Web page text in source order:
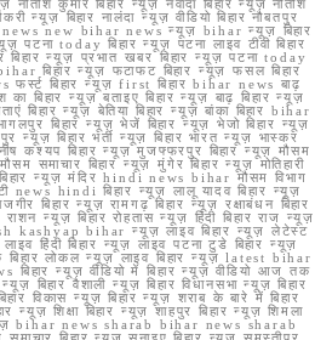
नीतीश कुमार बिहार न्यूज़ नवादा बिहार न्यूज़ नीतीश
न्यूज़ बिहार नालंदा न्यूज़ वीडियो बिहार नौबतपुर
new bihar news न्यूज़ bihar न्यूज़ बिहार
पटना today बिहार न्यूज़ पटना लाइव टीवी बिहार
बिहार न्यूज़ प्रभात खबर बिहार न्यूज़ पटना today
बिहार न्यूज़ फटाफट बिहार न्यूज़ फसल बिहार
बिहार न्यूज़ first बिहार bihar news बाढ़
का बिहार न्यूज़ बताइए बिहार न्यूज़ बाढ़ बिहार न्यूज़
बिहार न्यूज़ बेतिया बिहार न्यूज़ बांका बिहार bihar
बिहार न्यूज़ भेजें बिहार न्यूज़ भेजो बिहार न्यूज़
न्यूज़ बिहार भर्ती न्यूज़ बिहार भारत न्यूज़ भास्कर
कश्यप बिहार न्यूज़ मुजफ्फरपुर बिहार न्यूज़ मौसम
समाचार बिहार न्यूज़ मुंगेर बिहार न्यूज़ मोतिहारी
बिहार न्यूज़ मंदिर hindi news bihar मौसम विभाग
news hindi बिहार न्यूज़ लालू यादव बिहार न्यूज़
बिहार न्यूज़ रामगढ़ बिहार न्यूज़ रक्षाबंधन बिहार
राशन न्यूज़ बिहार रोहतास न्यूज़ हिंदी बिहार राज न्यूज़
kashyap bihar न्यूज़ लाइव बिहार न्यूज़ लेटेस्ट
लाइव हिंदी बिहार न्यूज़ लाइव पटना टुडे बिहार न्यूज़
लोकल न्यूज़ लाइव बिहार न्यूज़ latest bihar
न्यूज़ वीडियो में बिहार न्यूज़ वीडियो आज तक
बिहार वैशाली न्यूज़ बिहार विधानसभा न्यूज़ बिहार
विकास न्यूज़ बिहार न्यूज़ शराब के बारे में बिहार
न्यूज़ शिक्षा बिहार न्यूज़ शाहपुर बिहार न्यूज़ शिमला
bihar news sharab bihar news sharab